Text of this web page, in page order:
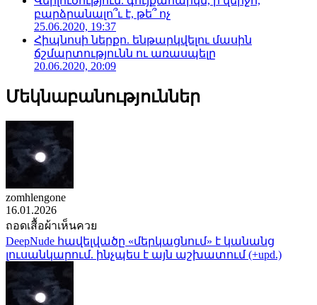
բարձրանալո՞ւ է, թե՞ ոչ
25.06.2020, 19:37
Հիպնոսի ներքո. ենթարկվելու մասին
ճշմարտությունն ու առասպելը
20.06.2020, 20:09
Մեկնաբանություններ
zomhlengone
16.01.2026
ถอดเสื้อผ้าเห็นควย
DeepNude հավելվածը «մերկացնում» է կանանց
լուսանկարում. ինչպես է այն աշխատում (+upd.)